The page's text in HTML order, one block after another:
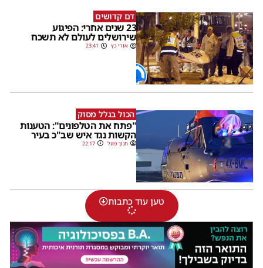
דם קדושים
23 שנים אחרי: הפיגוע
שירושלים לעולם לא תשכח
אורי כץ 23:41
הכול בגלל מסוק
"פתח את הטלפונים": הטענות
הקשות נגד איש שב"כ בעיר
חנוך פוגל 22:17
טען עוד כתבות